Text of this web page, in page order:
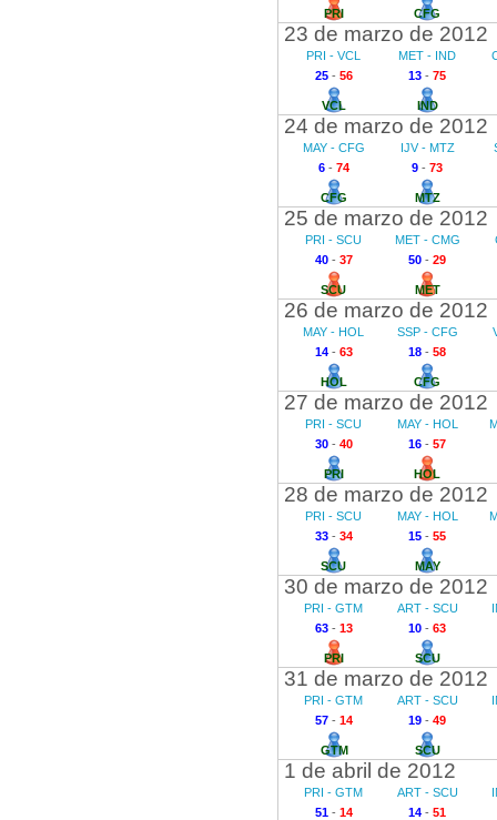
PRI CFG
23 de marzo de 2012
PRI - VCL
25- 56
VCL
MET - IND
13 - 75
IND
24 de marzo de 2012
MAY - CFG
6- 74
CFG
IJV - MTZ
9 - 73
MTZ
25 de marzo de 2012
PRI - SCU
40- 37
SCU
MET - CMG
50 - 29
MET
26 de marzo de 2012
MAY - HOL
14- 63
HOL
SSP - CFG
18 - 58
CFG
27 de marzo de 2012
PRI - SCU
30- 40
PRI
MAY - HOL
16 - 57
HOL
28 de marzo de 2012
PRI - SCU
33- 34
SCU
MAY - HOL
15 - 55
MAY
30 de marzo de 2012
PRI - GTM
63- 13
PRI
ART - SCU
10 - 63
SCU
31 de marzo de 2012
PRI - GTM
57- 14
GTM
ART - SCU
19 - 49
SCU
1 de abril de 2012
PRI - GTM
51- 14
ART - SCU
14 - 51